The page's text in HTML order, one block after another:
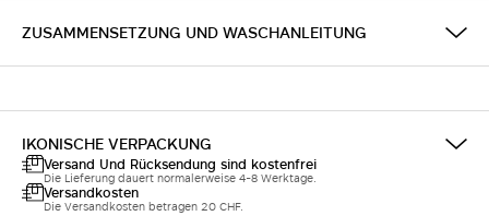
ZUSAMMENSETZUNG UND WASCHANLEITUNG
IKONISCHE VERPACKUNG
Versand Und Rücksendung sind kostenfrei
Die Lieferung dauert normalerweise 4-8 Werktage.
Versandkosten
Die Versandkosten betragen 20 CHF.